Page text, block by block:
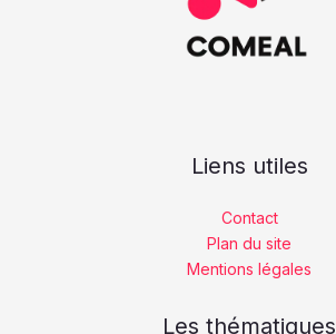
Liens utiles
Contact
Plan du site
Mentions légales
Les thématiques